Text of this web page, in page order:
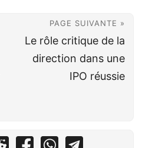
PAGE SUIVANTE »
Le rôle critique de la
direction dans une
IPO réussie